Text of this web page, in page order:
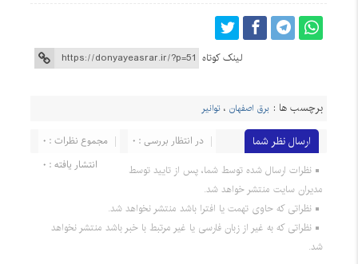
لینک کوتاه
برچسب ها : برق اصفهان ،توانیر
ارسال نظر شما مجموع نظرات : 0
در انتظار بررسی : 0
انتشار یافته : 0
نظرات ارسال شده توسط شما، پس از تایید توسط
مدیران سایت منتشر خواهد شد.
نظراتی که حاوی تهمت یا افترا باشد منتشر نخواهد شد.
نظراتی که به غیر از زبان فارسی یا غیر مرتبط با خبر باشد منتشر نخواهد
شد.